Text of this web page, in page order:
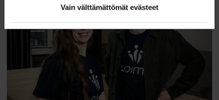
Vain välttämättömät evästeet